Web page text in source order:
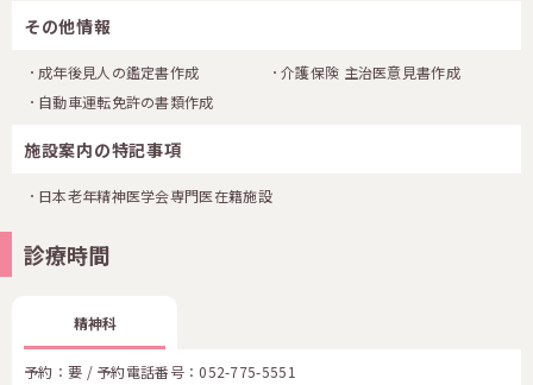
その他情報
成年後見人の鑑定書作成
介護保険 主治医意見書作成
自動車運転免許の書類作成
施設案内の特記事項
日本老年精神医学会専門医在籍施設
診療時間
精神科
予約：要 / 予約電話番号： 052-775-5551